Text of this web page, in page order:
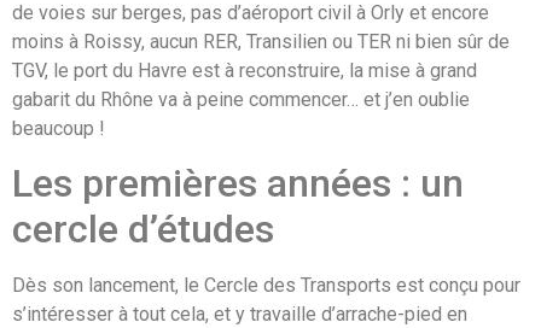
de voies sur berges, pas d’aéroport civil à Orly et encore
moins à Roissy, aucun RER, Transilien ou TER ni bien sûr de
TGV, le port du Havre est à reconstruire, la mise à grand
gabarit du Rhône va à peine commencer… et j’en oublie
beaucoup !
Les premières années : un
cercle d’études
Dès son lancement, le Cercle des Transports est conçu pour
s’intéresser à tout cela, et y travaille d’arrache-pied en